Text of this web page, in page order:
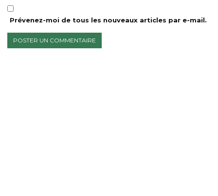
Prévenez-moi de tous les nouveaux articles par e-mail.